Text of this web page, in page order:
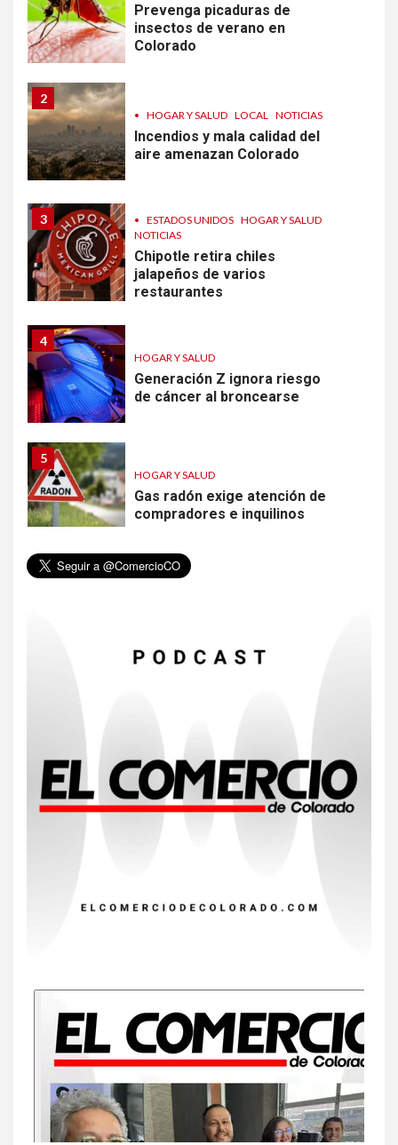
Prevenga picaduras de
insectos de verano en
Colorado
2
• HOGAR Y SALUD LOCAL NOTICIAS
Incendios y mala calidad del
aire amenazan Colorado
3 • ESTADOS UNIDOS HOGAR Y SALUD
NOTICIAS
Chipotle retira chiles
jalapeños de varios
restaurantes
4
HOGAR Y SALUD
Generación Z ignora riesgo
de cáncer al broncearse
5
HOGAR Y SALUD
Gas radón exige atención de
compradores e inquilinos
6
dos muertes por Cyclospora
en Michigan
8
HOGAR Y SALUD
por parásito que causa
diarrea en EEUU
10 • ESTADOS UNIDOS HOGAR Y SALUD
Sigue investigación sobre
Taylor Farms por lechuga
contaminada